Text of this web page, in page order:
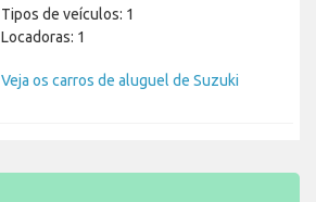
Tipos de veículos: 1
Locadoras: 1
Veja os carros de aluguel de Suzuki